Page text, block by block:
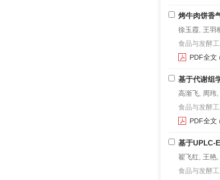
烤牛肉饼香
徐玉霞, 王羽
食品与发酵
PDF全文
基于代谢组
高渐飞, 周玮
食品与发酵
PDF全文
基于UPLC-
翟飞红, 王艳
食品与发酵